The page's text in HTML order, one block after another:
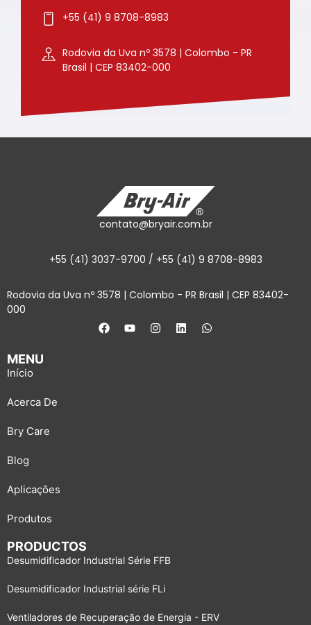
+55 (41) 9 8708-8983
Rodovia da Uva nº 3578 | Colombo - PR
Brasil | CEP 83402-000
contato@bryair.com.br
+55 (41) 3037-9700 / +55 (41) 9 8708-8983
Rodovia da Uva nº 3578 | Colombo - PR Brasil | CEP 83402-
000
Início
Acerca De
Bry Care
Blog
Aplicações
Produtos
MENU
PRODUCTOS
Desumidificador Industrial Série FFB
Desumidificador Industrial série FLi
Ventiladores de Recuperação de Energia - ERV